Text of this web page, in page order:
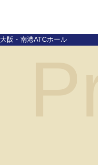
大阪・南港ATCホール